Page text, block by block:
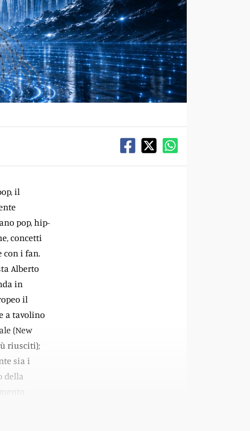
il
pop, hip-
concetti
con i fan.
Alberto
in
il
a tavolino
(New
riusciti);
sia i
della